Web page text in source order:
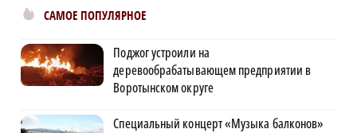
САМОЕ ПОПУЛЯРНОЕ
Поджог устроили на
деревообрабатывающем предприятии в
Воротынском округе
Специальный концерт «Музыка балконов»